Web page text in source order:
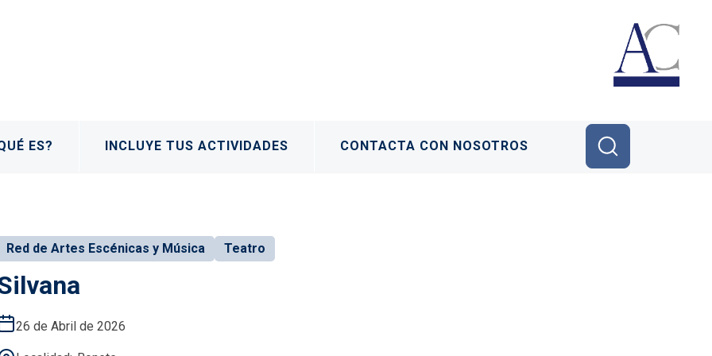
ES? INCLUYE TUS ACTIVIDADES CONTACTA CON NOSOTROS
Red de Artes Escénicas y Música Teatro
26 de Abril de 2026